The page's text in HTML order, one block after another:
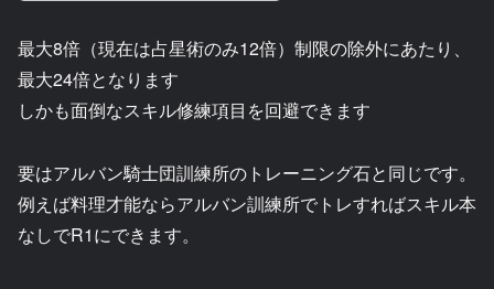
最大8倍（現在は占星術のみ12倍）制限の除外にあたり、
最大24倍となります
しかも面倒なスキル修練項目を回避できます
要はアルバン騎士団訓練所のトレーニング石と同じです。
例えば料理才能ならアルバン訓練所でトレすればスキル本
なしでR1にできます。